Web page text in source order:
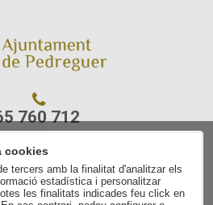
760 712
7
Pedreguer
(Alacant)
cookies
tercers amb la finalitat d'analitzar els
estadística i personalitzar
les finalitats indicades feu click en